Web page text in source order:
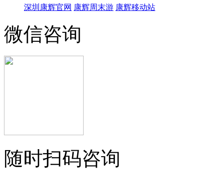
深圳康辉官网 康辉周末游 康辉移动站
微信咨询
随时扫码咨询